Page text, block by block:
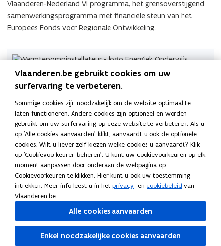
Vlaanderen-Nederland VI programma, het grensoverstijgend
samenwerkingsprogramma met financiële steun van het
Europees Fonds voor Regionale Ontwikkeling.
Publicaties
i
j
h
e
b
t
d
e
s
l
u
t
de energietransitie
i
j
h
e
b
t
d
e
s
t
e
Folder • februari 2026
Deel deze pagina
L
i
n
k
d
K
o
p
i
e
r
Ook interessant
Warmtepompen bij renovatie (Buildwise)
Is uw woning warmtepompklaar?
Mijn VerbouwPremie voor warmtepomp
Vlaanderen.be gebruikt cookies om uw
surfervaring te verbeteren.
Sommige cookies zijn noodzakelijk om de website optimaal te
laten functioneren. Andere cookies zijn optioneel en worden
gebruikt om uw surfervaring op deze website te verbeteren. Als u
op 'Alle cookies aanvaarden' klikt, aanvaardt u ook de optionele
cookies. Wilt u liever zelf kiezen welke cookies u aanvaardt? Klik
op 'Cookievoorkeuren beheren'. U kunt uw cookievoorkeuren op elk
moment aanpassen door onderaan de webpagina op
Cookievoorkeuren te klikken. Hier kunt u ook uw toestemming
intrekken. Meer info leest u in het privacy- en cookiebeleid van
Vlaanderen.be.
Alle cookies aanvaarden
Enkel noodzakelijke cookies aanvaarden